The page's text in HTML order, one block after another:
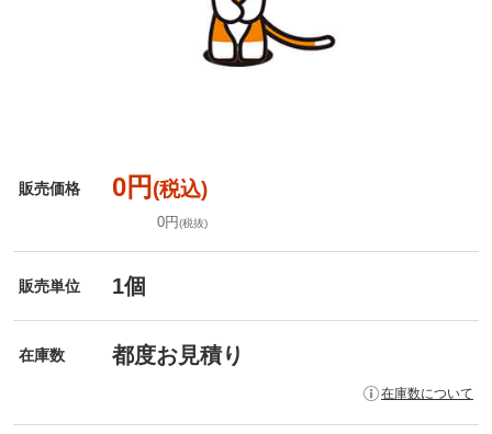
販売価格 0円 (税込)
0円(税抜)
販売単位 1個
在庫数 都度お見積り
在庫数について